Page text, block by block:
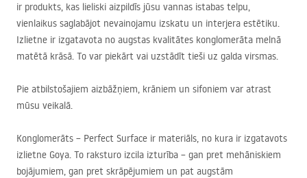
ir produkts, kas lieliski aizpildīs jūsu vannas istabas telpu,
vienlaikus saglabājot nevainojamu izskatu un interjera estētiku.
Izlietne ir izgatavota no augstas kvalitātes konglomerāta melnā
matētā krāsā. To var piekārt vai uzstādīt tieši uz galda virsmas.
Pie atbilstošajiem aizbāžņiem, krāniem un sifoniem var atrast
mūsu veikalā.
Konglomerāts – Perfect Surface ir materiāls, no kura ir izgatavots
izlietne Goya. To raksturo izcila izturība – gan pret mehāniskiem
bojājumiem, gan pret skrāpējumiem un pat augstām